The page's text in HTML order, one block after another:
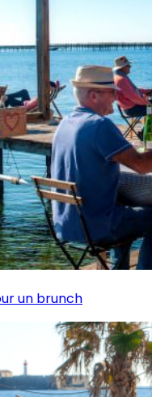
un brunch